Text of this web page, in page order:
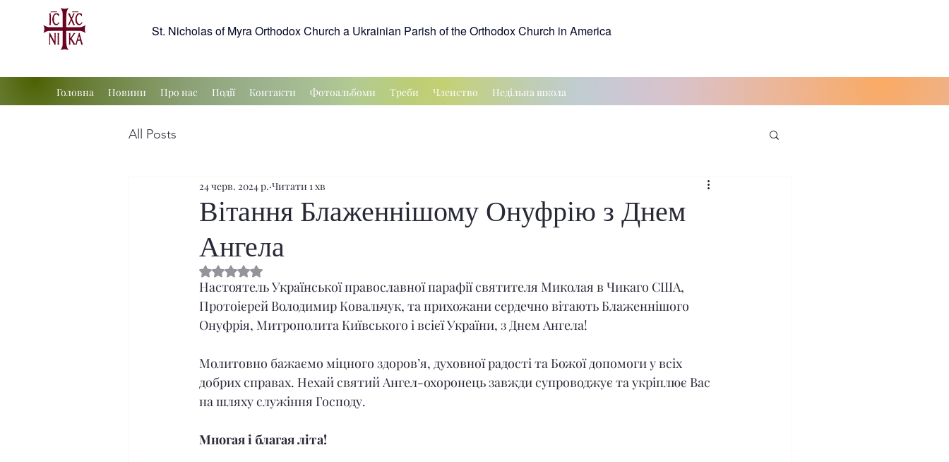
St. Nicholas of Myra Orthodox Church a Ukrainian Parish of the Orthodox Church in America
Головна Новини Про нас Події Контакти Фотоальбоми Треби Членство Недільна школа
All Posts
Вітання Блаженнішому Онуфрію з Днем
Ангела
24 черв. 2024 р. Читати 1 хв
Оцінка: NaN з 5 зірок.
Настоятель Української православної парафії святителя Миколая в Чикаго США,
Протоієрей Володимир Ковальчук, та прихожани сердечно вітають Блаженнішого
Онуфрія, Митрополита Київського і всієї України, з Днем Ангела!
Молитовно бажаємо міцного здоров’я, духовної радості та Божої допомоги у всіх
добрих справах. Нехай святий Ангел-охоронець завжди супроводжує та укріплює Вас
на шляху служіння Господу.
Многая і благая літа!